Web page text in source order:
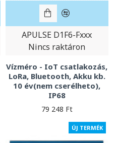
APULSE D1F6-Fxxx
Nincs raktáron
Vízméro - IoT csatlakozás,
LoRa, Bluetooth, Akku kb.
10 év(nem cserélheto),
IP68
79 248 Ft
ÚJ TERMÉK